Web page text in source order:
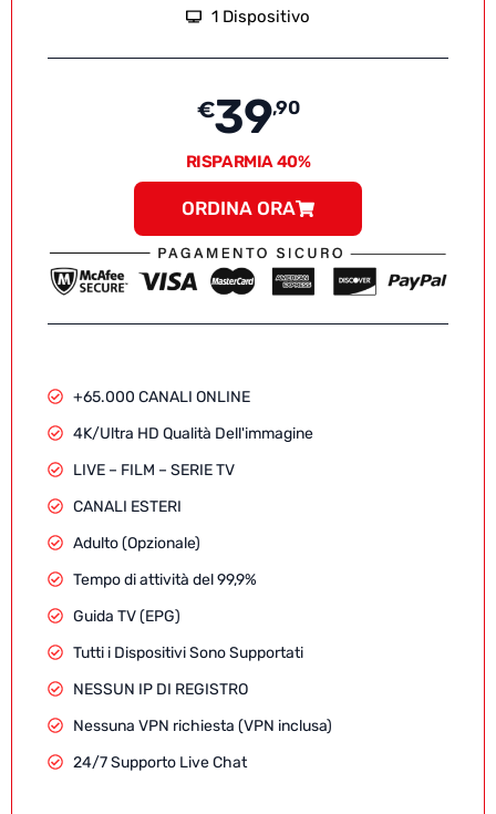
1 Dispositivo
€39,90
RISPARMIA 40%
ORDINA ORA
+65.000 CANALI ONLINE
4K/Ultra HD Qualità Dell'immagine
LIVE – FILM – SERIE TV
CANALI ESTERI
Adulto (Opzionale)
Tempo di attività del 99,9%
Guida TV (EPG)
Tutti i Dispositivi Sono Supportati
NESSUN IP DI REGISTRO
Nessuna VPN richiesta (VPN inclusa)
24/7 Supporto Live Chat